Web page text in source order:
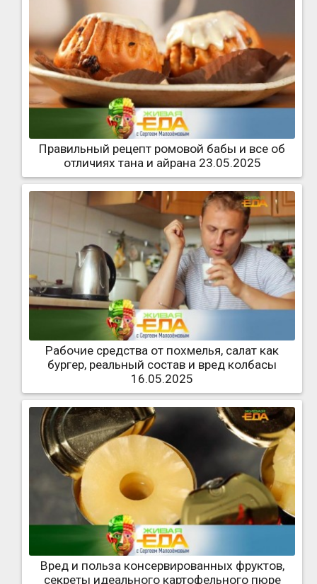
Правильный рецепт ромовой бабы и все об
отличиях тана и айрана 23.05.2025
Рабочие средства от похмелья, салат как
бургер, реальный состав и вред колбасы
16.05.2025
Вред и польза консервированных фруктов,
секреты идеального картофельного пюре